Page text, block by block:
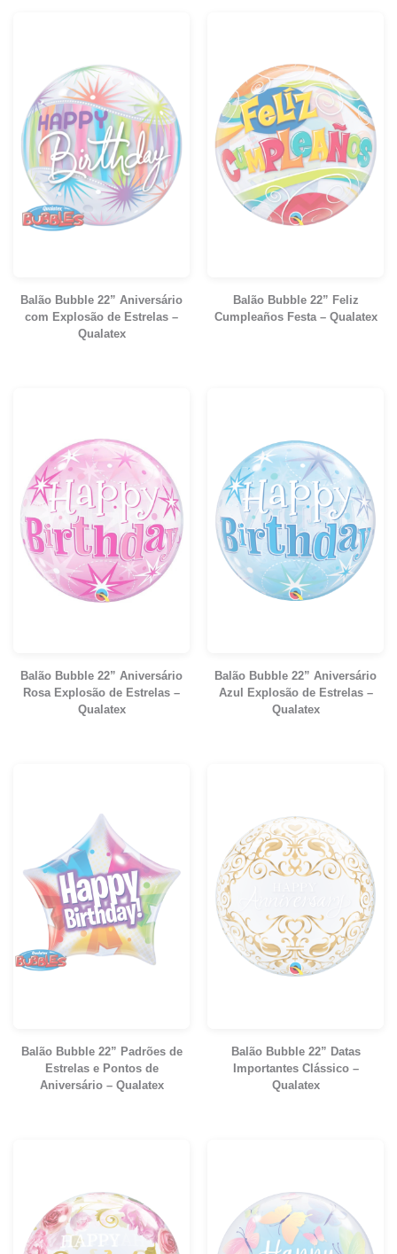
Balão Bubble 22” Aniversário
com Explosão de Estrelas –
Qualatex
Balão Bubble 22” Feliz
Cumpleaños Festa – Qualatex
Balão Bubble 22” Aniversário
Rosa Explosão de Estrelas –
Qualatex
Balão Bubble 22” Aniversário
Azul Explosão de Estrelas –
Qualatex
Balão Bubble 22” Padrões de
Estrelas e Pontos de
Aniversário – Qualatex
Balão Bubble 22” Datas
Importantes Clássico –
Qualatex